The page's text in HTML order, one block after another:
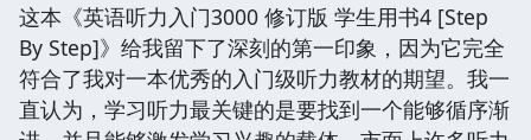
这本《英语听力入门3000 修订版 学生用书4 [Step
By Step]》给我留下了深刻的第一印象，因为它完全
符合了我对一本优秀的入门级听力教材的期望。我一
直认为，学习听力最关键的是要找到一个能够循序渐